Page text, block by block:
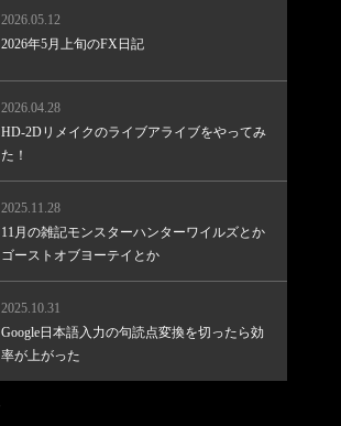
2026.05.12
2026年5月上旬のFX日記
2026.04.28
HD-2Dリメイクのライブアライブをやってみ
た！
2025.11.28
11月の雑記モンスターハンターワイルズとか
ゴーストオブヨーテイとか
2025.10.31
Google日本語入力の句読点変換を切ったら効
率が上がった